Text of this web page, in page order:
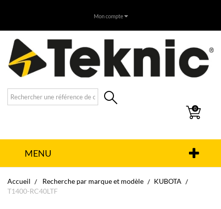
Mon compte
0
MENU
Accueil Recherche par marque et modèle
KUBOTA
T1400-RC40LTF